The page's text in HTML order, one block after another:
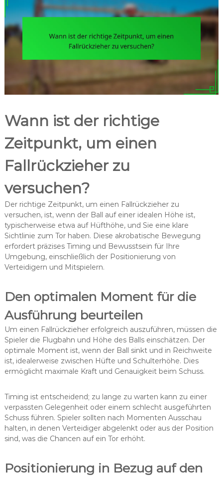
Wann ist der richtige
Zeitpunkt, um einen
Fallrückzieher zu
versuchen?
Der richtige Zeitpunkt, um einen Fallrückzieher zu
versuchen, ist, wenn der Ball auf einer idealen Höhe ist,
typischerweise etwa auf Hüfthöhe, und Sie eine klare
Sichtlinie zum Tor haben. Diese akrobatische Bewegung
erfordert präzises Timing und Bewusstsein für Ihre
Umgebung, einschließlich der Positionierung von
Verteidigern und Mitspielern.
Den optimalen Moment für die
Ausführung beurteilen
Um einen Fallrückzieher erfolgreich auszuführen, müssen die
Spieler die Flugbahn und Höhe des Balls einschätzen. Der
optimale Moment ist, wenn der Ball sinkt und in Reichweite
ist, idealerweise zwischen Hüfte und Schulterhöhe. Dies
ermöglicht maximale Kraft und Genauigkeit beim Schuss.
Timing ist entscheidend; zu lange zu warten kann zu einer
verpassten Gelegenheit oder einem schlecht ausgeführten
Schuss führen. Spieler sollten nach Momenten Ausschau
halten, in denen Verteidiger abgelenkt oder aus der Position
sind, was die Chancen auf ein Tor erhöht.
Positionierung in Bezug auf den